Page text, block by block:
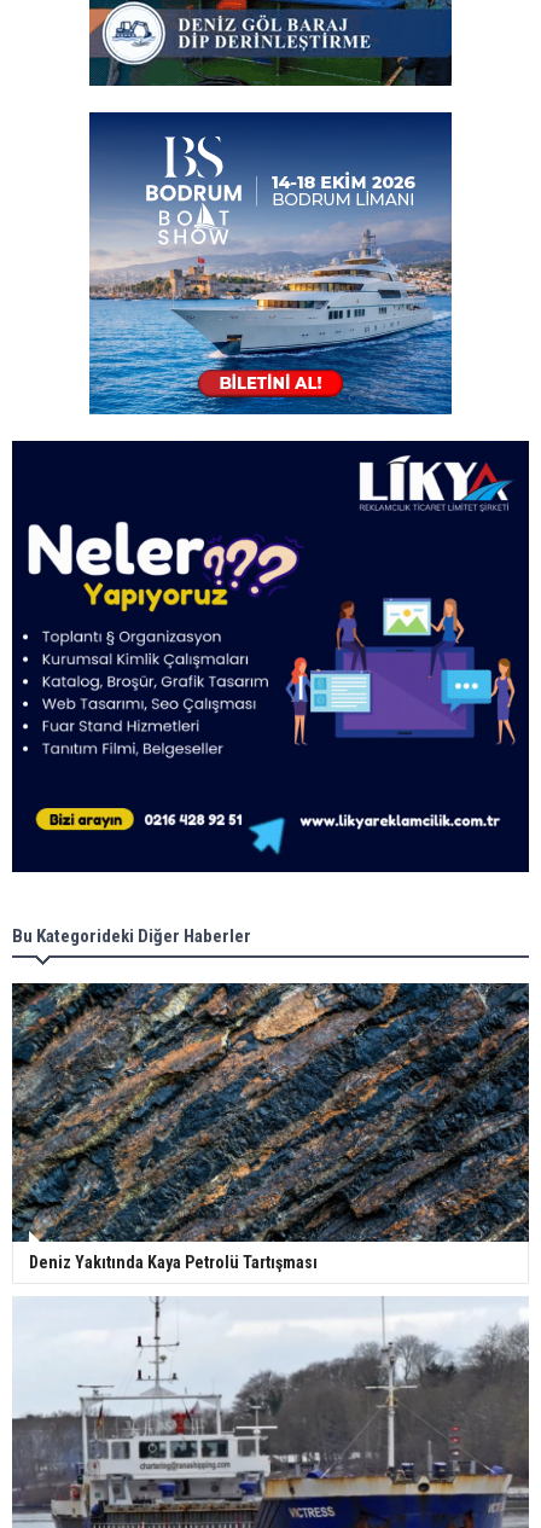
Bu Kategorideki Diğer Haberler
Deniz Yakıtında Kaya Petrolü Tartışması